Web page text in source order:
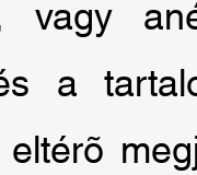
vagy
a